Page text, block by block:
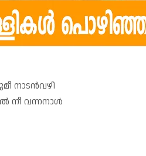
നാടൻവഴി
നീ വന്നനാൾ